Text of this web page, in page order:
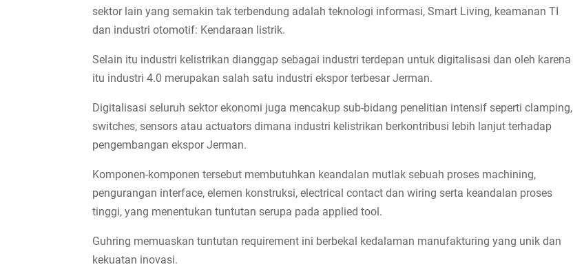
sektor lain yang semakin tak terbendung adalah teknologi informasi, Smart Living, keamanan TI
dan industri otomotif: Kendaraan listrik.
Selain itu industri kelistrikan dianggap sebagai industri terdepan untuk digitalisasi dan oleh karena
itu industri 4.0 merupakan salah satu industri ekspor terbesar Jerman.
Digitalisasi seluruh sektor ekonomi juga mencakup sub-bidang penelitian intensif seperti clamping,
switches, sensors atau actuators dimana industri kelistrikan berkontribusi lebih lanjut terhadap
pengembangan ekspor Jerman.
Komponen-komponen tersebut membutuhkan keandalan mutlak sebuah proses machining,
pengurangan interface, elemen konstruksi, electrical contact dan wiring serta keandalan proses
tinggi, yang menentukan tuntutan serupa pada applied tool.
Guhring memuaskan tuntutan requirement ini berbekal kedalaman manufakturing yang unik dan
kekuatan inovasi.